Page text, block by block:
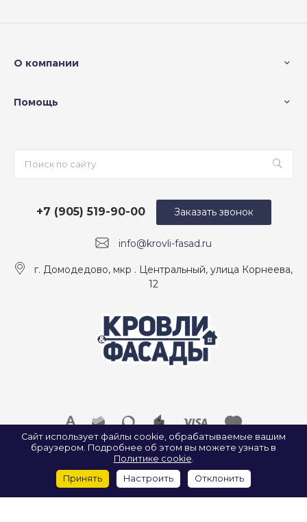
О компании
Помощь
info@krovli-fasad.ru
+7 (905) 519-90-00
г. Домодедово, мкр . Центральный, улица Корнеева,
12
Заказать звонок
© 2026 ООО «КРОВЛИ И ФАСАДЫ», Все права защищены.
ИП Найда А. А. ИНН: 500907922547
Сайт использует файлы cookie, обрабатываемые вашим
браузером. Подробнее об этом вы можете узнать в
Политике cookie.
Принять
Настроить Отклонить